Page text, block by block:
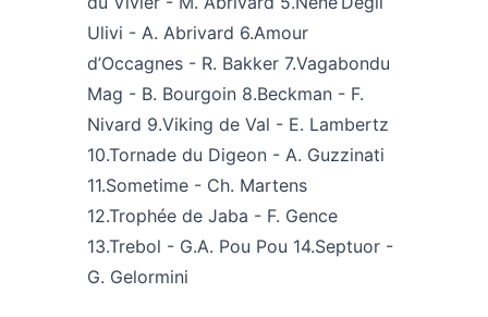
Ulivi - A. Abrivard 6.Amour
d’Occagnes - R. Bakker 7.Vagabondu
Mag - B. Bourgoin 8.Beckman - F.
Nivard 9.Viking de Val - E. Lambertz
10.Tornade du Digeon - A. Guzzinati
11.Sometime - Ch. Martens
12.Trophée de Jaba - F. Gence
13.Trebol - G.A. Pou Pou 14.Septuor -
G. Gelormini